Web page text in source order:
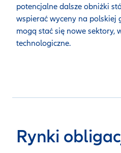
potencjalne dalsze obniżki
wspierać wyceny na polskiej
mogą stać się nowe sektory,
technologiczne.
Rynki